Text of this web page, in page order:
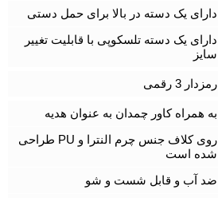
دارای یک دسته در بالا برای حمل دستی
دارای یک دسته تلسکوپی با قابلیت تغییر
سایز
رمزدار 3 رقمی
به همراه کاور چمدان به عنوان هدیه
روی کلاف جنس چرم النترا و PU طراحی
شده است
ضد آب و قابل شست و شو